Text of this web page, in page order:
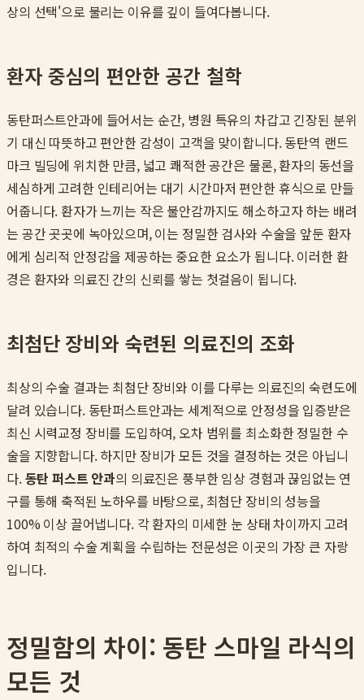
상의 선택'으로 불리는 이유를 깊이 들여다봅니다.
환자 중심의 편안한 공간 철학
동탄퍼스트안과에 들어서는 순간, 병원 특유의 차갑고 긴장된 분위
기 대신 따뜻하고 편안한 감성이 고객을 맞이합니다. 동탄역 랜드
마크 빌딩에 위치한 만큼, 넓고 쾌적한 공간은 물론, 환자의 동선을
세심하게 고려한 인테리어는 대기 시간마저 편안한 휴식으로 만들
어줍니다. 환자가 느끼는 작은 불안감까지도 해소하고자 하는 배려
는 공간 곳곳에 녹아있으며, 이는 정밀한 검사와 수술을 앞둔 환자
에게 심리적 안정감을 제공하는 중요한 요소가 됩니다. 이러한 환
경은 환자와 의료진 간의 신뢰를 쌓는 첫걸음이 됩니다.
최첨단 장비와 숙련된 의료진의 조화
최상의 수술 결과는 최첨단 장비와 이를 다루는 의료진의 숙련도에
달려 있습니다. 동탄퍼스트안과는 세계적으로 안정성을 입증받은
최신 시력교정 장비를 도입하여, 오차 범위를 최소화한 정밀한 수
술을 지향합니다. 하지만 장비가 모든 것을 결정하는 것은 아닙니
다.동탄 퍼스트 안과의 의료진은 풍부한 임상 경험과 끊임없는 연
구를 통해 축적된 노하우를 바탕으로, 최첨단 장비의 성능을
100% 이상 끌어냅니다. 각 환자의 미세한 눈 상태 차이까지 고려
하여 최적의 수술 계획을 수립하는 전문성은 이곳의 가장 큰 자랑
입니다.
정밀함의 차이: 동탄 스마일 라식의
모든 것